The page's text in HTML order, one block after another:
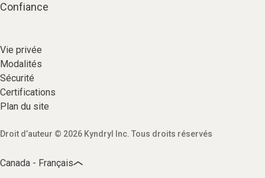
Confiance
Vie privée​
Modalités
Sécurité​
Certifications
Plan du site​
Droit d’auteur © 2026 Kyndryl Inc. Tous droits réservés​
Canada - Français